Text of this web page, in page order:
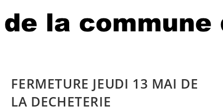
FERMETURE JEUDI 13 MAI DE
LA DECHETERIE